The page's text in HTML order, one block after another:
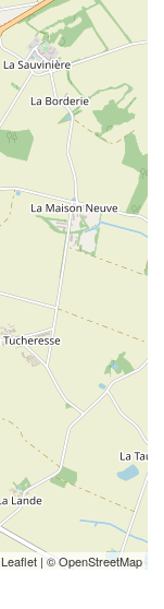
Leaflet | ©OpenStreetMap